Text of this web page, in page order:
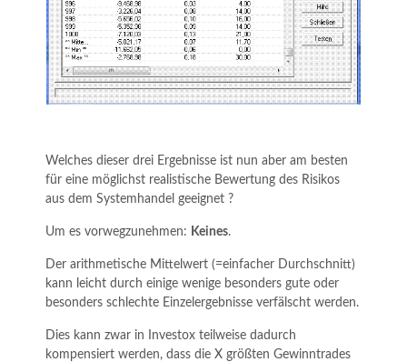
Welches dieser drei Ergebnisse ist nun aber am besten
für eine möglichst realistische Bewertung des Risikos
aus dem Systemhandel geeignet ?
Um es vorwegzunehmen: Keines.
Der arithmetische Mittelwert (=einfacher Durchschnitt)
kann leicht durch einige wenige besonders gute oder
besonders schlechte Einzelergebnisse verfälscht werden.
Dies kann zwar in Investox teilweise dadurch
kompensiert werden, dass die X größten Gewinntrades